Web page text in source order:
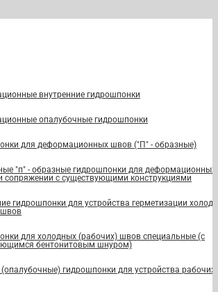
внутренние гидрошпонки
опалубочные гидрошпонки
для деформационных швов ("П" - образные)
"п" - образные гидрошпонки для деформационных
сопряжении с существующими конструкциями
гидрошпонки для устройства герметизации
для холодных (рабочих) швов специальные (с
бентонитовым шнуром)
гидрошпонки для устройства рабочих